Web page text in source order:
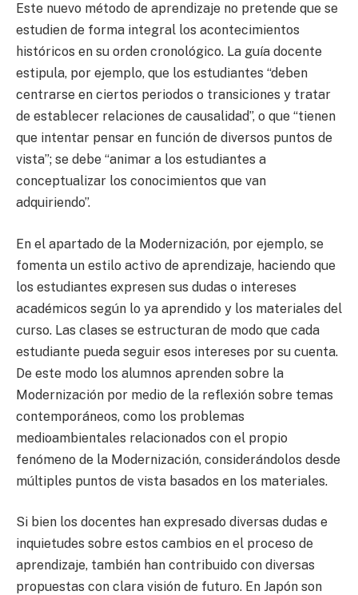
Este nuevo método de aprendizaje no pretende que se
estudien de forma integral los acontecimientos
históricos en su orden cronológico. La guía docente
estipula, por ejemplo, que los estudiantes “deben
centrarse en ciertos periodos o transiciones y tratar
de establecer relaciones de causalidad”, o que “tienen
que intentar pensar en función de diversos puntos de
vista”; se debe “animar a los estudiantes a
conceptualizar los conocimientos que van
adquiriendo”.
En el apartado de la Modernización, por ejemplo, se
fomenta un estilo activo de aprendizaje, haciendo que
los estudiantes expresen sus dudas o intereses
académicos según lo ya aprendido y los materiales del
curso. Las clases se estructuran de modo que cada
estudiante pueda seguir esos intereses por su cuenta.
De este modo los alumnos aprenden sobre la
Modernización por medio de la reflexión sobre temas
contemporáneos, como los problemas
medioambientales relacionados con el propio
fenómeno de la Modernización, considerándolos desde
múltiples puntos de vista basados en los materiales.
Si bien los docentes han expresado diversas dudas e
inquietudes sobre estos cambios en el proceso de
aprendizaje, también han contribuido con diversas
propuestas con clara visión de futuro. En Japón son